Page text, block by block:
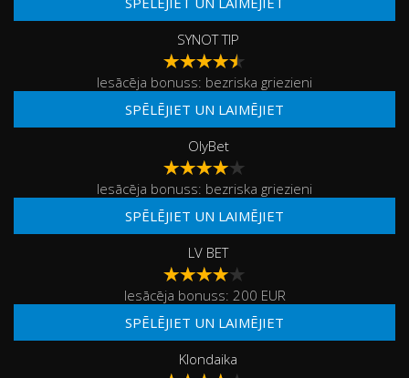
SYNOT TIP
Iesācēja bonuss: bezriska griezieni
SPĒLĒJIET UN LAIMĒJIET
OlyBet
Iesācēja bonuss: bezriska griezieni
SPĒLĒJIET UN LAIMĒJIET
LV BET
Iesācēja bonuss: 200 EUR
SPĒLĒJIET UN LAIMĒJIET
Klondaika